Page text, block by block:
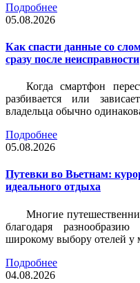
Подробнее
05.08.2026
Как спасти данные со
сразу после неисправности
Когда смартфон
разбивается или
владельца обычно
Подробнее
05.08.2026
Путевки во Вьетнам:
идеального отдыха
Многие
благодаря
широкому выбору отелей у
Подробнее
04.08.2026